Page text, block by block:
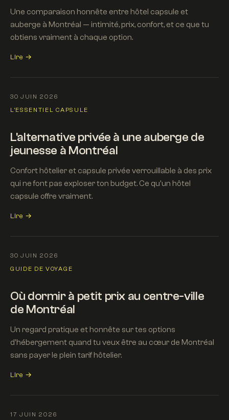
Une comparaison honnête entre hôtel capsule et
auberge à Montréal — intimité, prix, confort, et ce que tu
obtiens vraiment à chaque option.
Lire →
30 JUIN 2026
L'ESSENTIEL CAPSULE
L'alternative privée à une auberge de
jeunesse à Montréal
Confort hôtelier et capsule privée verrouillable à des prix
qui ne font pas exploser ton budget. Ce qu'un hôtel
capsule offre vraiment.
Lire →
30 JUIN 2026
GUIDE DE VOYAGE
Où dormir à petit prix au centre-ville
de Montréal
Un regard pratique et honnête sur tes options
d'hébergement quand tu veux être au cœur de Montréal
sans payer le plein tarif hôtelier.
Lire →
17 JUIN 2026